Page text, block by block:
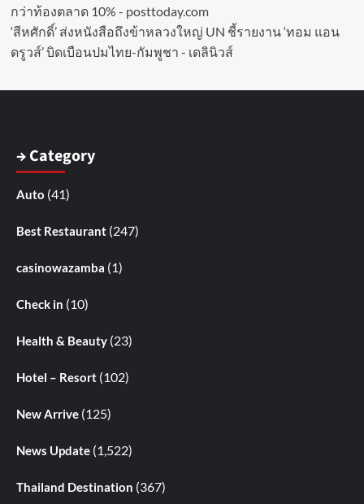
กว่าท้องตลาด 10% - posttoday.com
‘สีหศักดิ์’ ส่งหนังสือถึงข้าหลวงใหญ่ UN ชี้รายงาน ‘ทอม แอน
ดรูวส์’ บิดเบือนปมไทย-กัมพูชา - เดลินิวส์
→ Category
Auto (41)
Best Restaurant (247)
casinowazamba (1)
Check in (10)
Health & Beauty (23)
Hotel – Resort (102)
New Arrive (125)
News Update (1,522)
Thailand Destination (367)